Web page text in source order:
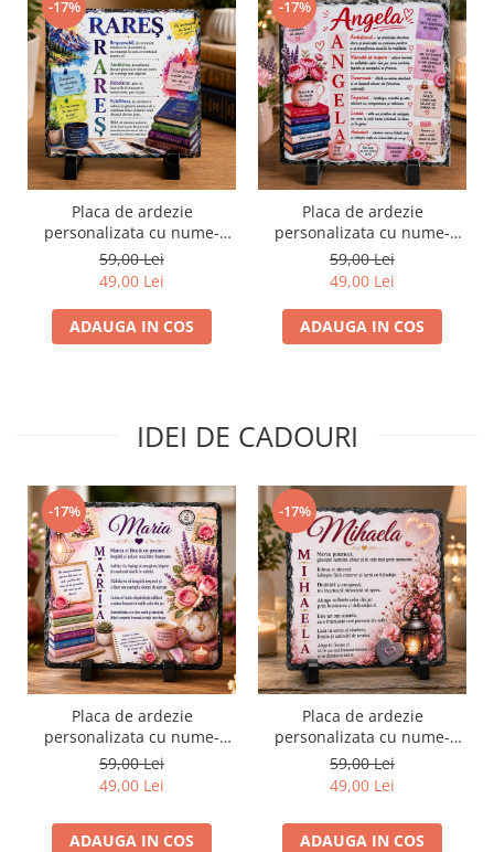
-17%
Placa de ardezie
personalizata cu nume-
Rares
59,00 Lei
49,00 Lei
ADAUGA IN COS
-17%
Placa de ardezie
personalizata cu nume-
Angela
59,00 Lei
49,00 Lei
ADAUGA IN COS
IDEI DE CADOURI
-17%
Placa de ardezie
personalizata cu nume-
Maria
59,00 Lei
49,00 Lei
ADAUGA IN COS
-17%
Placa de ardezie
personalizata cu nume-
Mihaela
59,00 Lei
49,00 Lei
ADAUGA IN COS